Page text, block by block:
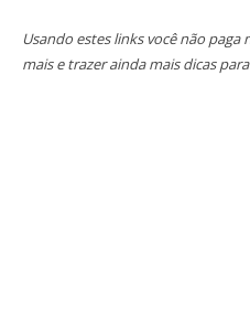
Usando estes links você não paga
mais e trazer ainda mais dicas para